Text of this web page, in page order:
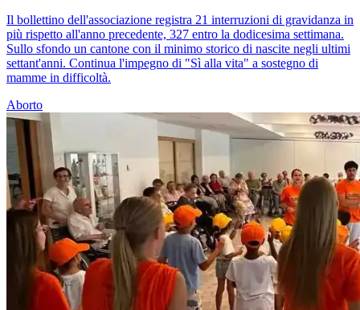
Il bollettino dell'associazione registra 21 interruzioni di gravidanza in
più rispetto all'anno precedente, 327 entro la dodicesima settimana.
Sullo sfondo un cantone con il minimo storico di nascite negli ultimi
settant'anni. Continua l'impegno di "Sì alla vita" a sostegno di
mamme in difficoltà.
Aborto